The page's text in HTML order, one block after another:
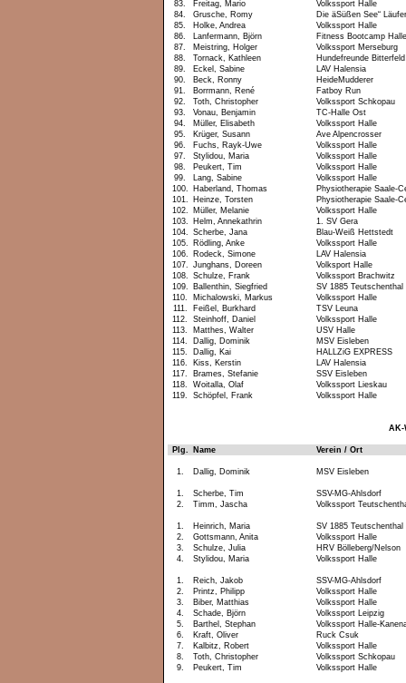
83.
Freitag, Mario
Volkssport Halle
84.
Grusche, Romy
Die äSüßen See“ Läufer
85.
Holke, Andrea
Volkssport Halle
86.
Lanfermann, Björn
Fitness Bootcamp Halle
87.
Meistring, Holger
Volkssport Merseburg
88.
Tornack, Kathleen
Hundefreunde Bitterfeld
89.
Eckel, Sabine
LAV Halensia
90.
Beck, Ronny
HeideMudderer
91.
Borrmann, René
Fatboy Run
92.
Toth, Christopher
Volkssport Schkopau
93.
Vonau, Benjamin
TC-Halle Ost
94.
Müller, Elisabeth
Volkssport Halle
95.
Krüger, Susann
Ave Alpencrosser
96.
Fuchs, Rayk-Uwe
Volkssport Halle
97.
Stylidou, Maria
Volkssport Halle
98.
Peukert, Tim
Volkssport Halle
99.
Lang, Sabine
Volkssport Halle
100.
Haberland, Thomas
Physiotherapie Saale-
101.
Heinze, Torsten
Physiotherapie Saale-
102.
Müller, Melanie
Volkssport Halle
103.
Helm, Annekathrin
1. SV Gera
104.
Scherbe, Jana
Blau-Weiß Hettstedt
105.
Rödling, Anke
Volkssport Halle
106.
Rodeck, Simone
LAV Halensia
107.
Junghans, Doreen
Volksport Halle
108.
Schulze, Frank
Volkssport Brachwitz
109.
Ballenthin, Siegfried
SV 1885 Teutschenthal
110.
Michalowski, Markus
Volkssport Halle
111.
Feißel, Burkhard
TSV Leuna
112.
Steinhoff, Daniel
Volkssport Halle
113.
Matthes, Walter
USV Halle
114.
Dallig, Dominik
MSV Eisleben
115.
Dallig, Kai
HALLZiG EXPRESS
116.
Kiss, Kerstin
LAV Halensia
117.
Brames, Stefanie
SSV Eisleben
118.
Woitalla, Olaf
Volkssport Lieskau
119.
Schöpfel, Frank Volkssport Halle
AK-
Plg. Name Verein / Ort
1. Dallig, Dominik MSV Eisleben
1. Scherbe, Tim
SSV-MG-Ahlsdorf
2.
Timm, Jascha Volkssport
1. Heinrich, Maria
SV 1885 Teutschenthal
2.
Gottsmann, Anita
Volkssport Halle
3.
Schulze, Julia
HRV Bölleberg/Nelson
4.
Stylidou, Maria Volkssport Halle
1. Reich, Jakob
SSV-MG-Ahlsdorf
2.
Printz, Philipp
Volkssport Halle
3.
Biber, Matthias
Volkssport Halle
4.
Schade, Björn
Volkssport Leipzig
5.
Barthel, Stephan
Volkssport Halle-
6.
Kraft, Oliver
Ruck Csuk
7.
Kalbitz, Robert
Volkssport Halle
8.
Toth, Christopher
Volkssport Schkopau
9.
Peukert, Tim Volkssport Halle